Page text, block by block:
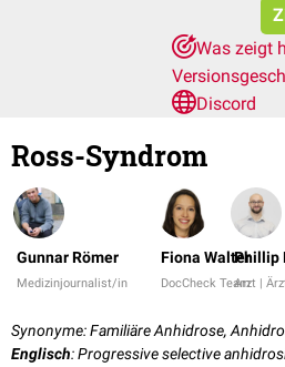
Was zeigt
Discord
Ross-Syndrom
Gunnar Römer
Medizinjournalist/in
Fiona Walter
DocCheck Team
Phillip
Arzt |
Synonyme: Familiäre Anhidrose,
Englisch: Progressive selective